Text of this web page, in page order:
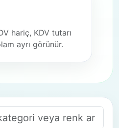
hariç, KDV tutarı
ayrı görünür.